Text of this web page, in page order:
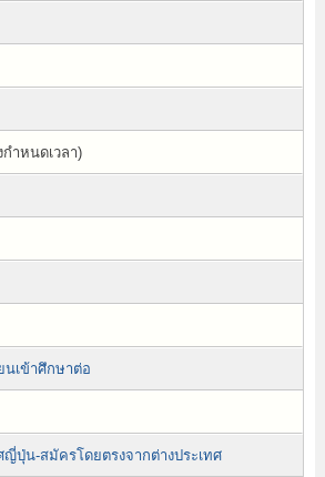
ำหนดเวลา)
นเข้าศึกษาต่อ
ปุ่น-สมัครโดยตรงจากต่างประเทศ